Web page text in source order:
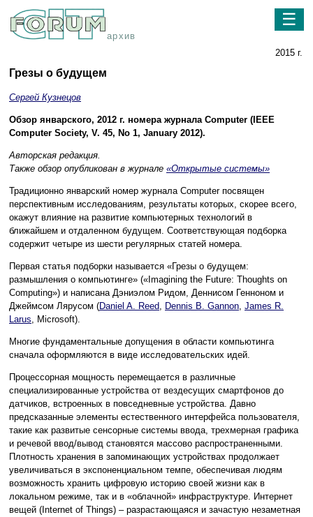
архив
☰
2015 г.
Грезы о будущем
Сергей Кузнецов
Обзор январского, 2012 г. номера журнала Computer (IEEE
Computer Society, V. 45, No 1, January 2012).
Авторская редакция.
Также обзор опубликован в журнале «Открытые системы»
Традиционно январский номер журнала Computer посвящен
перспективным исследованиям, результаты которых, скорее всего,
окажут влияние на развитие компьютерных технологий в
ближайшем и отдаленном будущем. Соответствующая подборка
содержит четыре из шести регулярных статей номера.
Первая статья подборки называется «Грезы о будущем:
размышления о компьютинге» («Imagining the Future: Thoughts on
Computing») и написана Дэниэлом Ридом, Деннисом Генноном и
Джеймсом Лярусом (Daniel A. Reed, Dennis B. Gannon, James R.
Larus, Microsoft).
Многие фундаментальные допущения в области компьютинга
сначала оформляются в виде исследовательских идей.
Процессорная мощность перемещается в различные
специализированные устройства от вездесущих смартфонов до
датчиков, встроенных в повседневные устройства. Давно
предсказанные элементы естественного интерфейса пользователя,
такие как развитые сенсорные системы ввода, трехмерная графика
и речевой ввод/вывод становятся массово распространенными.
Плотность хранения в запоминающих устройствах продолжает
увеличиваться в экспоненциальном темпе, обеспечивая людям
возможность хранить цифровую историю своей жизни как в
локальном режиме, так и в «облачной» инфраструктуре. Интернет
вещей (Internet of Things) – разрастающаяся и зачастую незаметная